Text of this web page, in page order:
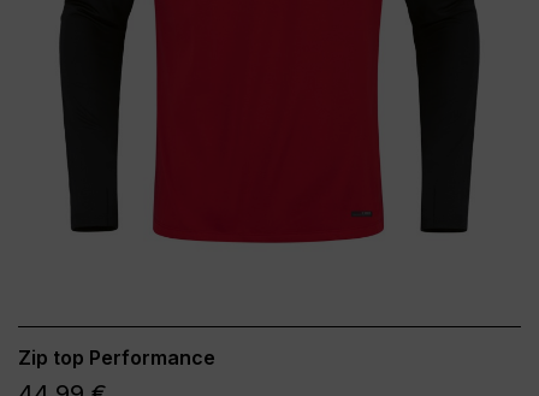
Zip top Performance